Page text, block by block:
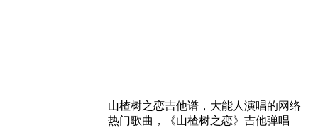
山楂树之恋吉他谱，大能人演唱的网络
热门歌曲，《山楂树之恋》吉他弹唱